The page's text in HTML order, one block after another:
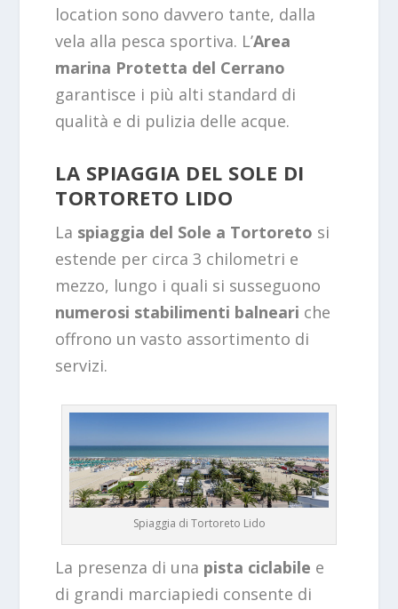
location sono davvero tante, dalla
vela alla pesca sportiva. L’Area
marina Protetta del Cerrano
garantisce i più alti standard di
qualità e di pulizia delle acque.
LA SPIAGGIA DEL SOLE DI
TORTORETO LIDO
La spiaggia del Sole a Tortoreto si
estende per circa 3 chilometri e
mezzo, lungo i quali si susseguono
numerosi stabilimenti balneari che
offrono un vasto assortimento di
servizi.
Spiaggia di Tortoreto Lido
La presenza di una pista ciclabile e
di grandi marciapiedi consente di